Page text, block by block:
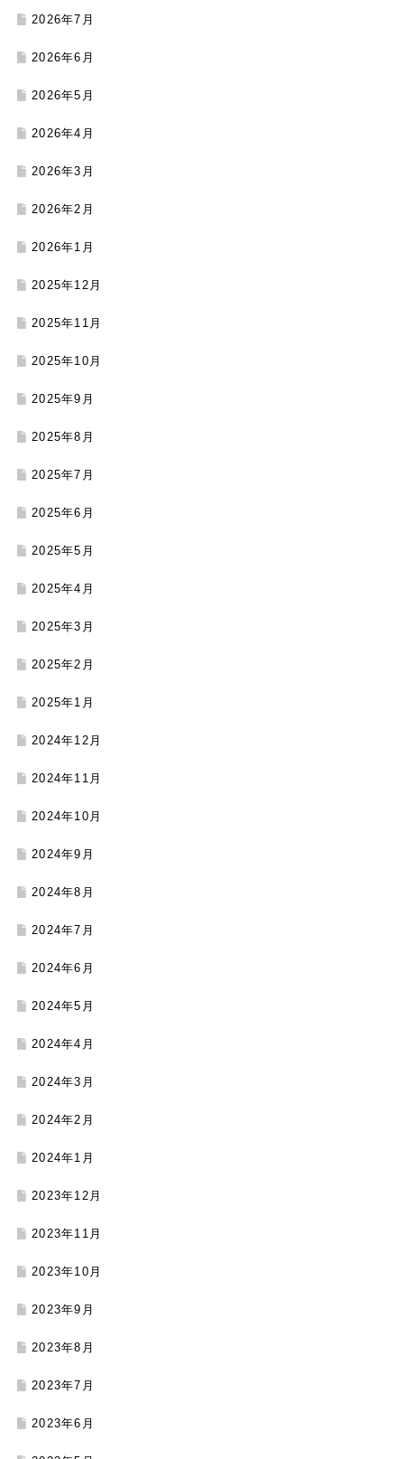
2026年7月
2026年6月
2026年5月
2026年4月
2026年3月
2026年2月
2026年1月
2025年12月
2025年11月
2025年10月
2025年9月
2025年8月
2025年7月
2025年6月
2025年5月
2025年4月
2025年3月
2025年2月
2025年1月
2024年12月
2024年11月
2024年10月
2024年9月
2024年8月
2024年7月
2024年6月
2024年5月
2024年4月
2024年3月
2024年2月
2024年1月
2023年12月
2023年11月
2023年10月
2023年9月
2023年8月
2023年7月
2023年6月